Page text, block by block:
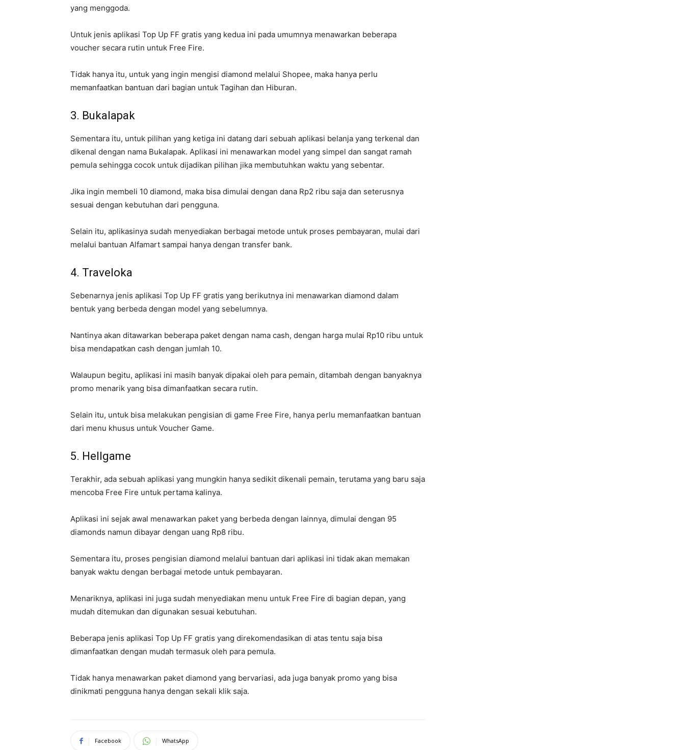
yang menggoda.
Untuk jenis aplikasi Top Up FF gratis yang kedua ini pada umumnya menawarkan beberapa
voucher secara rutin untuk Free Fire.
Tidak hanya itu, untuk yang ingin mengisi diamond melalui Shopee, maka hanya perlu
memanfaatkan bantuan dari bagian untuk Tagihan dan Hiburan.
3. Bukalapak
Sementara itu, untuk pilihan yang ketiga ini datang dari sebuah aplikasi belanja yang terkenal dan
dikenal dengan nama Bukalapak. Aplikasi ini menawarkan model yang simpel dan sangat ramah
pemula sehingga cocok untuk dijadikan pilihan jika membutuhkan waktu yang sebentar.
Jika ingin membeli 10 diamond, maka bisa dimulai dengan dana Rp2 ribu saja dan seterusnya
sesuai dengan kebutuhan dari pengguna.
Selain itu, aplikasinya sudah menyediakan berbagai metode untuk proses pembayaran, mulai dari
melalui bantuan Alfamart sampai hanya dengan transfer bank.
4. Traveloka
Sebenarnya jenis aplikasi Top Up FF gratis yang berikutnya ini menawarkan diamond dalam
bentuk yang berbeda dengan model yang sebelumnya.
Nantinya akan ditawarkan beberapa paket dengan nama cash, dengan harga mulai Rp10 ribu untuk
bisa mendapatkan cash dengan jumlah 10.
Walaupun begitu, aplikasi ini masih banyak dipakai oleh para pemain, ditambah dengan banyaknya
promo menarik yang bisa dimanfaatkan secara rutin.
Selain itu, untuk bisa melakukan pengisian di game Free Fire, hanya perlu memanfaatkan bantuan
dari menu khusus untuk Voucher Game.
5. Hellgame
Terakhir, ada sebuah aplikasi yang mungkin hanya sedikit dikenali pemain, terutama yang baru saja
mencoba Free Fire untuk pertama kalinya.
Aplikasi ini sejak awal menawarkan paket yang berbeda dengan lainnya, dimulai dengan 95
diamonds namun dibayar dengan uang Rp8 ribu.
Sementara itu, proses pengisian diamond melalui bantuan dari aplikasi ini tidak akan memakan
banyak waktu dengan berbagai metode untuk pembayaran.
Menariknya, aplikasi ini juga sudah menyediakan menu untuk Free Fire di bagian depan, yang
mudah ditemukan dan digunakan sesuai kebutuhan.
Beberapa jenis aplikasi Top Up FF gratis yang direkomendasikan di atas tentu saja bisa
dimanfaatkan dengan mudah termasuk oleh para pemula.
Tidak hanya menawarkan paket diamond yang bervariasi, ada juga banyak promo yang bisa
dinikmati pengguna hanya dengan sekali klik saja.
Facebook WhatsApp